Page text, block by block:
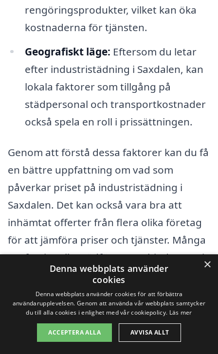
rengöringsprodukter, vilket kan öka
kostnaderna för tjänsten.
Geografiskt läge: Eftersom du letar
efter industristädning i Saxdalen, kan
lokala faktorer som tillgång på
städpersonal och transportkostnader
också spela en roll i prissättningen.
Genom att förstå dessa faktorer kan du få
en bättre uppfattning om vad som
påverkar priset på industristädning i
Saxdalen. Det kan också vara bra att
inhämtat offerter från flera olika företag
för att jämföra priser och tjänster. Många
professionella städföretag erbjuder gratis
konsultationer som ger dig en bättre bild
av vad du kan förvänta dig. Dessutom kan
det vara värt att läsa recensioner och få
rekommendationer för att säkerställa att
du väljer ett pålitligt och erfaret företag
×
Denna webbplats använder
cookies
Denna webbplats använder cookies för att förbättra
användarupplevelsen. Genom att använda vår webbplats samtycker
du till alla cookies i enlighet med vår cookiepolicy. Läs mer
ACCEPTERA ALLA AVVISA ALLT